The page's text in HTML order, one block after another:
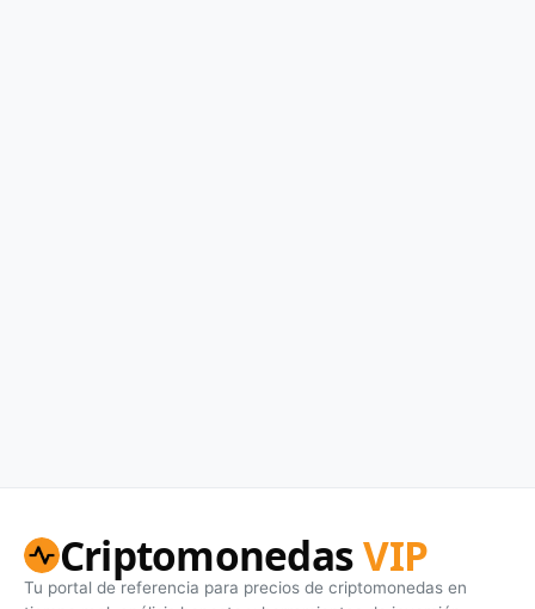
CriptomonedasVIP
Tu portal de referencia para precios de criptomonedas en